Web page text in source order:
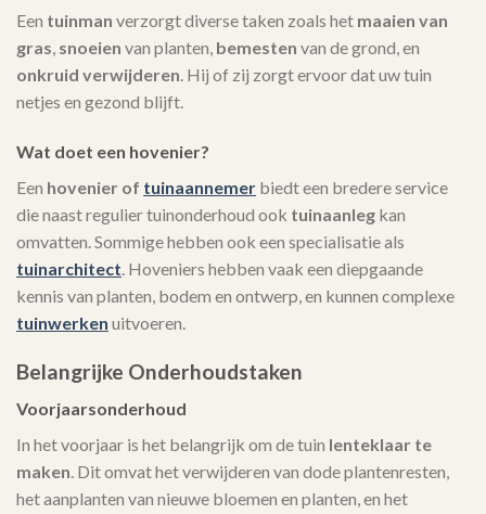
Een tuinman verzorgt diverse taken zoals het maaien van
gras, snoeien van planten, bemesten van de grond, en
onkruid verwijderen. Hij of zij zorgt ervoor dat uw tuin
netjes en gezond blijft.
Wat doet een hovenier?
Een hovenier of tuinaannemer biedt een bredere service
die naast regulier tuinonderhoud ook tuinaanleg kan
omvatten. Sommige hebben ook een specialisatie als
tuinarchitect. Hoveniers hebben vaak een diepgaande
kennis van planten, bodem en ontwerp, en kunnen complexe
tuinwerken uitvoeren.
Belangrijke Onderhoudstaken
Voorjaarsonderhoud
In het voorjaar is het belangrijk om de tuin lenteklaar te
maken. Dit omvat het verwijderen van dode plantenresten,
het aanplanten van nieuwe bloemen en planten, en het